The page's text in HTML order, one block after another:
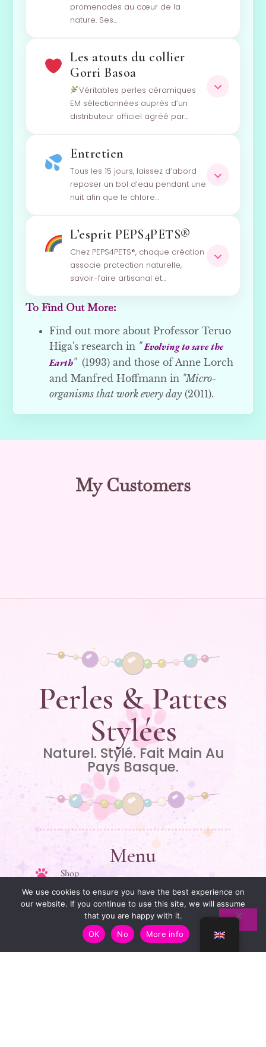
promenades au cœur de la
nature. Ses…
Les atouts du collier
Gorri Basoa
Véritables perles céramiques
EM sélectionnées auprès d’un
distributeur officiel agréé par…
Entretien
Tous les 15 jours, laissez d’abord
reposer un bol d’eau pendant une
nuit afin que le chlore…
L’esprit PEPS4PETS®
Chez PEPS4PETS®, chaque création
associe protection naturelle,
savoir-faire artisanal et…
To Find Out More:
Find out more about Professor Teruo
Higa's research in "Evolving to save the
Earth" (1993) and those of Anne Lorch
and Manfred Hoffmann in "Micro-
organisms that work every day (2011).
My Customers
Perles & Pattes
Stylées
Naturel. Stylé. Fait Main Au
Pays Basque.
Menu
Shop
My story
Guide des tailles
Contact
Liens Utiles
We use cookies to ensure you have the best experience on
our website. If you continue to use this site, we will assume
that you are happy with it.
OK
No More info